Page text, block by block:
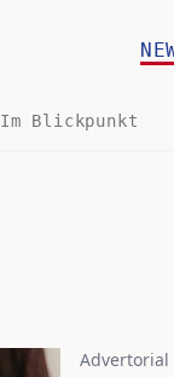
Im Blickpunkt
Advertorial